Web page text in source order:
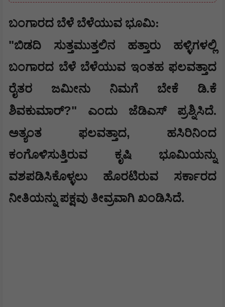
​ಬಂಗಾರದ ಬೆಳೆ ಬೆಳೆಯುವ ಭೂಮಿ:
"ಬಿಡದಿ ಸುತ್ತಮುತ್ತಲಿನ ಹತ್ತಾರು ಹಳ್ಳಿಗಳಲ್ಲಿ
ಬಂಗಾರದ ಬೆಳೆ ಬೆಳೆಯುವ ಇಂತಹ ಫಲವತ್ತಾದ
ರೈತರ ಜಮೀನು ನಿಮಗೆ ಬೇಕೆ ಡಿ.ಕೆ
ಶಿವಕುಮಾರ್?" ಎಂದು ಜೆಡಿಎಸ್ ಪ್ರಶ್ನಿಸಿದೆ.
ಅತ್ಯಂತ ಫಲವತ್ತಾದ, ಹಸಿರಿನಿಂದ
ಕಂಗೊಳಿಸುತ್ತಿರುವ ಕೃಷಿ ಭೂಮಿಯನ್ನು
ವಶಪಡಿಸಿಕೊಳ್ಳಲು ಹೊರಟಿರುವ ಸರ್ಕಾರದ
ನೀತಿಯನ್ನು ಪಕ್ಷವು ತೀವ್ರವಾಗಿ ಖಂಡಿಸಿದೆ.